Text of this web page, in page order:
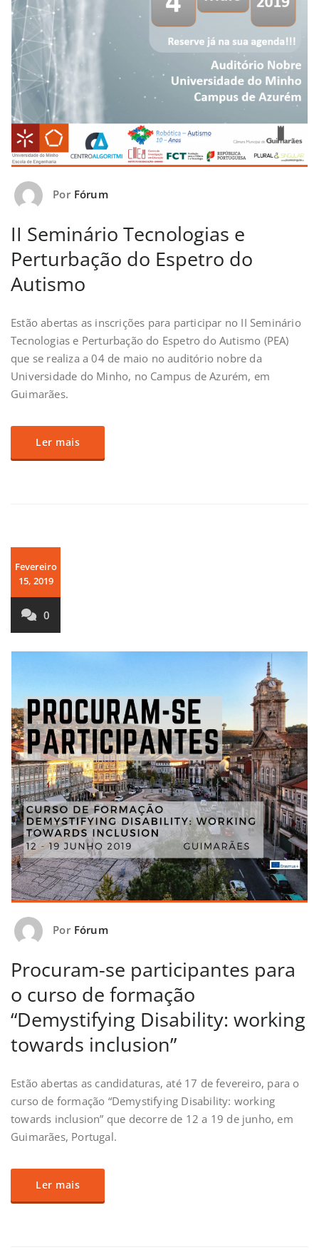
Por Fórum
II Seminário Tecnologias e
Perturbação do Espetro do
Autismo
Estão abertas as inscrições para participar no II Seminário
Tecnologias e Perturbação do Espetro do Autismo (PEA)
que se realiza a 04 de maio no auditório nobre da
Universidade do Minho, no Campus de Azurém, em
Guimarães.
Ler mais
Fevereiro
15, 2019
0
Por Fórum
Procuram-se participantes para
o curso de formação
“Demystifying Disability: working
towards inclusion”
Estão abertas as candidaturas, até 17 de fevereiro, para o
curso de formação “Demystifying Disability: working
towards inclusion” que decorre de 12 a 19 de junho, em
Guimarães, Portugal.
Ler mais